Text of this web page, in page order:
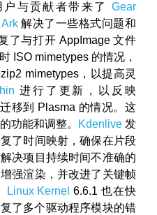
户与贡献者带来了 Gear
Ark解决了一些格式问题和
了与打开 AppImage 文件
ISO mimetypes 的情况，
mimetypes，以提高灵
进行了更新，以反映
移到 Plasma 的情况。这
功能和调整。
Kdenlive发
了时间映射，确保在片段
决项目持续时间不准确的
强渲染，并改进了关键帧
Linux Kernel 6.6.1 也在快
了多个驱动程序模块的错